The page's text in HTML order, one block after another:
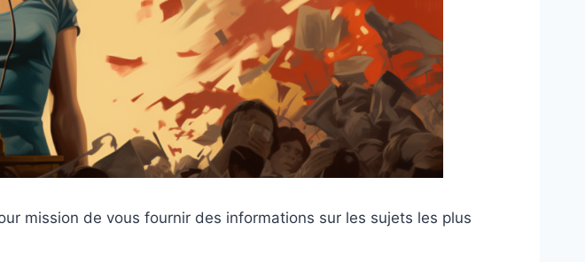
mission de vous fournir des informations sur les sujets les plus